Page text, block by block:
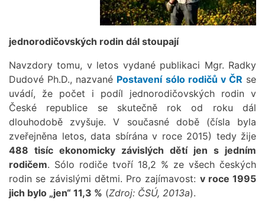
jednorodičovských rodin dál stoupají
Navzdory tomu, v letos vydané publikaci Mgr. Radky
Dudové Ph.D., nazvané Postavení sólo rodičů v ČR se
uvádí, že počet i podíl jednorodičovských rodin v
České republice se skutečně rok od roku dál
dlouhodobě zvyšuje. V současné době (čísla byla
zveřejněna letos, data sbírána v roce 2015) tedy žije
488 tisíc ekonomicky závislých dětí jen s jedním
rodičem. Sólo rodiče tvoří 18,2 % ze všech českých
rodin se závislými dětmi. Pro zajímavost: v roce 1995
jich bylo „jen“ 11,3 % (Zdroj: ČSÚ, 2013a).